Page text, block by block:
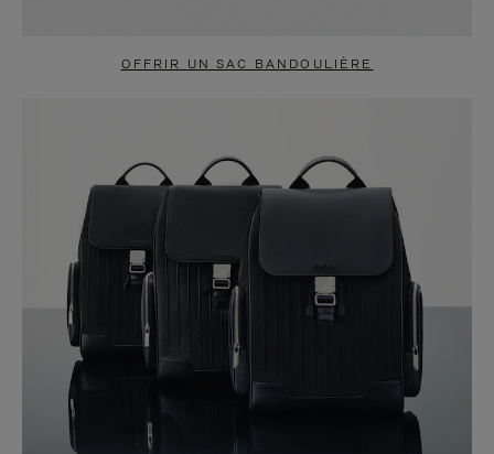
OFFRIR UN SAC BANDOULIÈRE